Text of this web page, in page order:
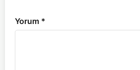
Yorum *